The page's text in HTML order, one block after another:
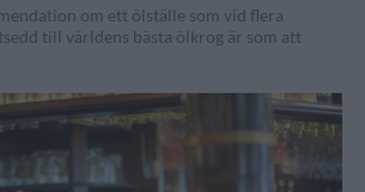
om ett ölställe som vid flera
till världens bästa ölkrog är som att